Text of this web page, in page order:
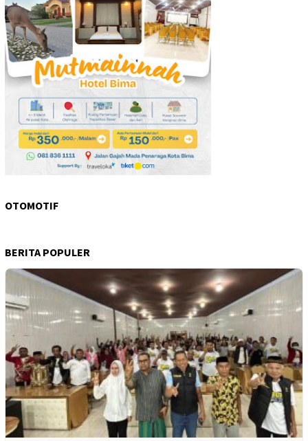
OTOMOTIF
BERITA POPULER